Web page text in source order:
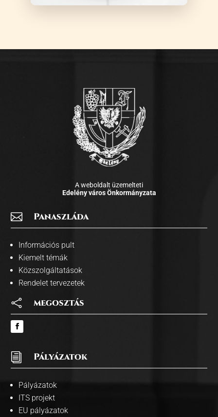
A weboldalt üzemelteti
Edelény város Önkormányzata
 Panaszláda
Információs pult
Kiemelt témák
Közszolgáltatások
Rendelet tervezetek
 megosztás
i Pályázatok
Pályázatok
ITS projekt
EU pályázatok